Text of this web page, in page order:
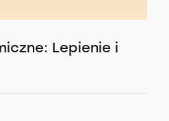
Lepienie i